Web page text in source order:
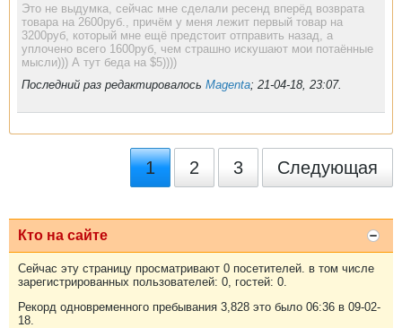
Это не выдумка, сейчас мне сделали ресенд вперёд возврата
товара на 2600руб., причём у меня лежит первый товар на
3200руб, который мне ещё предстоит отправить назад, а
уплочено всего 1600руб, чем страшно искушают мои потаённые
мысли))) А тут беда на $5))))
Последний раз редактировалось Magenta; 21-04-18, 23:07.
1 2 3 Следующая
Кто на сайте
Сейчас эту страницу просматривают 0 посетителей. в том числе
зарегистрированных пользователей: 0, гостей: 0.
Рекорд одновременного пребывания 3,828 это было 06:36 в 09-02-
18.